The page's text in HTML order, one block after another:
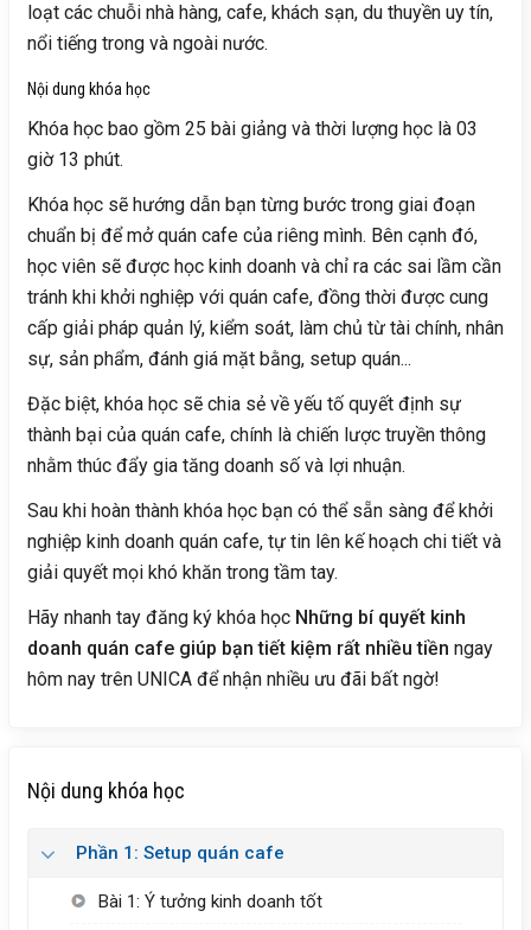
loạt các chuỗi nhà hàng, cafe, khách sạn, du thuyền uy tín,
nổi tiếng trong và ngoài nước.
Nội dung khóa học
Khóa học bao gồm 25 bài giảng và thời lượng học là 03
giờ 13 phút.
Khóa học sẽ hướng dẫn bạn từng bước trong giai đoạn
chuẩn bị để mở quán cafe của riêng mình. Bên cạnh đó,
học viên sẽ được học kinh doanh và chỉ ra các sai lầm cần
tránh khi khởi nghiệp với quán cafe, đồng thời được cung
cấp giải pháp quản lý, kiểm soát, làm chủ từ tài chính, nhân
sự, sản phẩm, đánh giá mặt bằng, setup quán...
Đặc biệt, khóa học sẽ chia sẻ về yếu tố quyết định sự
thành bại của quán cafe, chính là chiến lược truyền thông
nhằm thúc đẩy gia tăng doanh số và lợi nhuận.
Sau khi hoàn thành khóa học bạn có thể sẵn sàng để khởi
nghiệp kinh doanh quán cafe, tự tin lên kế hoạch chi tiết và
giải quyết mọi khó khăn trong tầm tay.
Hãy nhanh tay đăng ký khóa học Những bí quyết kinh
doanh quán cafe giúp bạn tiết kiệm rất nhiều tiền ngay
hôm nay trên UNICA để nhận nhiều ưu đãi bất ngờ!
Nội dung khóa học
Phần 1: Setup quán cafe
Bài 1: Ý tưởng kinh doanh tốt